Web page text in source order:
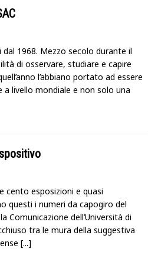
dal 1968. Mezzo secolo durante il
di osservare, studiare e capire
l’abbiano portato ad essere
a livello mondiale e non solo una
cento esposizioni e quasi
questi i numeri da capogiro del
Comunicazione dell’Università di
tra le mura della suggestiva
[...]